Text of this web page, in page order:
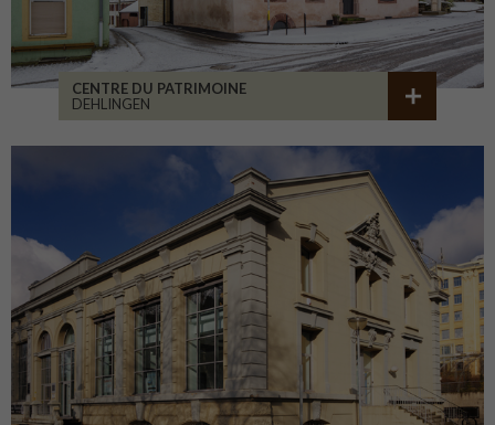
CENTRE DU PATRIMOINE
DEHLINGEN